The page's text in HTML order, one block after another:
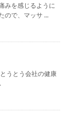
みを感じるように
ので、マッサ ...
うとう会社の健康